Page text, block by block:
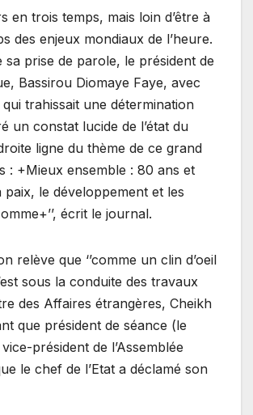
en trois temps, mais loin d’être à
des enjeux mondiaux de l’heure.
sa prise de parole, le président de
Bassirou Diomaye Faye, avec
trahissait une détermination
un constat lucide de l’état du
ligne du thème de ce grand
: +Mieux ensemble : 80 ans et
le développement et les
écrit le journal.
relève que ‘’comme un clin d’oeil
sous la conduite des travaux
des Affaires étrangères, Cheikh
que président de séance (le
président de l’Assemblée
le chef de l’Etat a déclamé son